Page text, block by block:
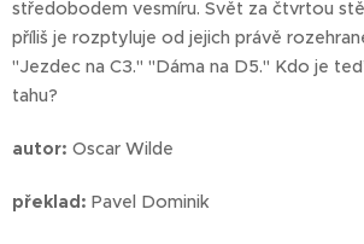
středobodem vesmíru. Svět za čtvrtou
příliš je rozptyluje od jejich právě
"Jezdec na C3." "Dáma na D5." Kdo je
tahu?
autor: Oscar Wilde
překlad: Pavel Dominik